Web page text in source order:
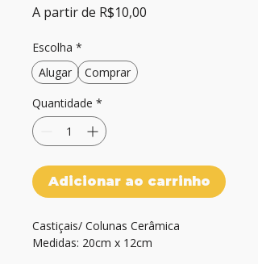
A partir de R$10,00
Escolha *
Alugar
Comprar
Quantidade *
Adicionar ao carrinho
Castiçais/ Colunas Cerâmica
Medidas: 20cm x 12cm